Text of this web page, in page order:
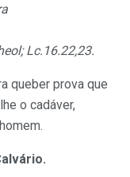
Lc.16.22,23.
queber prova que
o cadáver,